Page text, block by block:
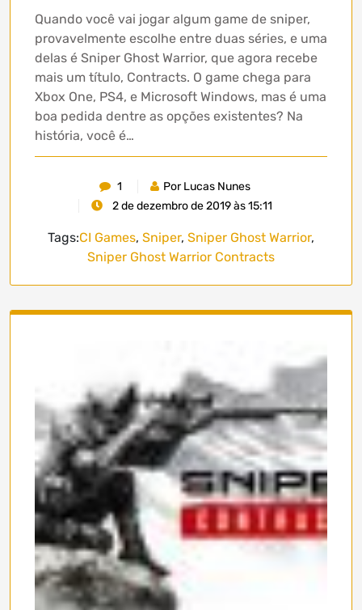
Quando você vai jogar algum game de sniper,
provavelmente escolhe entre duas séries, e uma
delas é Sniper Ghost Warrior, que agora recebe
mais um título, Contracts. O game chega para
Xbox One, PS4, e Microsoft Windows, mas é uma
boa pedida dentre as opções existentes? Na
história, você é…
1
Por Lucas Nunes
2 de dezembro de 2019 às 15:11
Tags:CI Games, Sniper, Sniper Ghost Warrior,
Sniper Ghost Warrior Contracts